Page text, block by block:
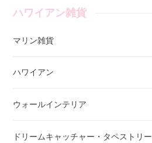
ハワイアン雑貨
マリン雑貨
ハワイアン
ウォールインテリア
ドリームキャッチャー・タペストリー